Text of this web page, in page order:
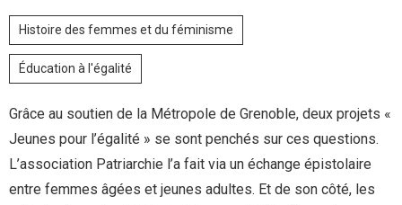
Histoire des femmes et du féminisme
Éducation à l'égalité
Grâce au soutien de la Métropole de Grenoble, deux projets «
Jeunes pour l’égalité » se sont penchés sur ces questions.
L’association Patriarchie l’a fait via un échange épistolaire
entre femmes âgées et jeunes adultes. Et de son côté, les